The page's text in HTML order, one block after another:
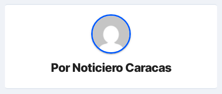
PorNoticiero Caracas